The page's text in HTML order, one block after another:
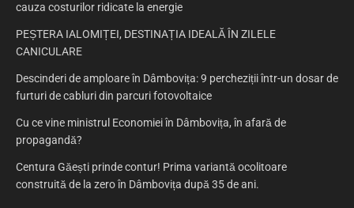
cauza costurilor ridicate la energie
PEȘTERA IALOMIȚEI, DESTINAȚIA IDEALĂ ÎN ZILELE
CANICULARE
Descinderi de amploare în Dâmbovița: 9 percheziții într-un dosar de
furturi de cabluri din parcuri fotovoltaice
Cu ce vine ministrul Economiei în Dâmbovița, în afară de
propagandă?
Centura Găești prinde contur! Prima variantă ocolitoare
construită de la zero în Dâmbovița după 35 de ani.